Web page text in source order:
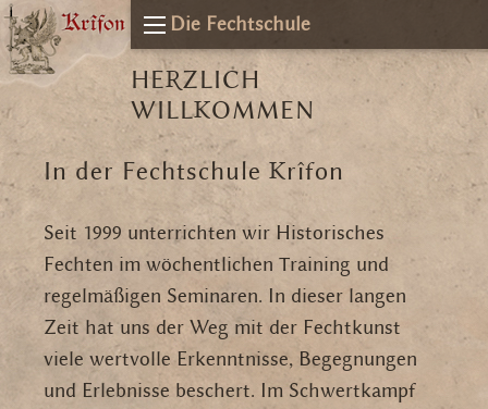
Die Fechtschule
HERZLICH
WILLKOMMEN
In der Fechtschule Krîfon
Seit 1999 unterrichten wir Historisches
Fechten im wöchentlichen Training und
regelmäßigen Seminaren. In dieser langen
Zeit hat uns der Weg mit der Fechtkunst
viele wertvolle Erkenntnisse, Begegnungen
und Erlebnisse beschert. Im Schwertkampf